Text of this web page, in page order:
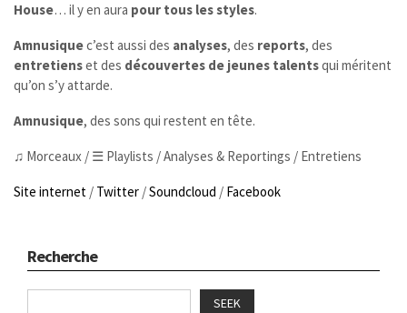
House… il y en aura pour tous les styles.
Amnusiquec’est aussi des analyses, des reports, des
entretienset des découvertes de jeunes talentsqui méritent
qu’on s’y attarde.
Amnusique, des sons qui restent en tête.
♫ Morceaux / ☰ Playlists / Analyses & Reportings / Entretiens
Site internet / Twitter /Soundcloud / Facebook
Recherche
SEEK